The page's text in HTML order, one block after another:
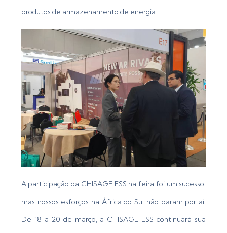
produtos de armazenamento de energia.
A participação da CHISAGE ESS na feira foi um sucesso,
mas nossos esforços na África do Sul não param por aí.
De 18 a 20 de março, a CHISAGE ESS continuará sua